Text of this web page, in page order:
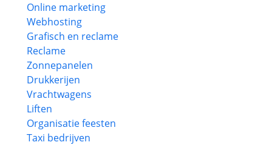
Online marketing
Webhosting
Grafisch en reclame
Reclame
Zonnepanelen
Drukkerijen
Vrachtwagens
Liften
Organisatie feesten
Taxi bedrijven